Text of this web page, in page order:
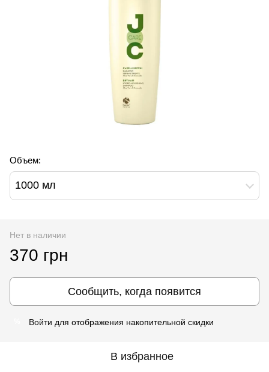
Объем:
1000 мл
Нет в наличии
370 грн
Сообщить, когда появится
Войти для отображения накопительной скидки
В избранное